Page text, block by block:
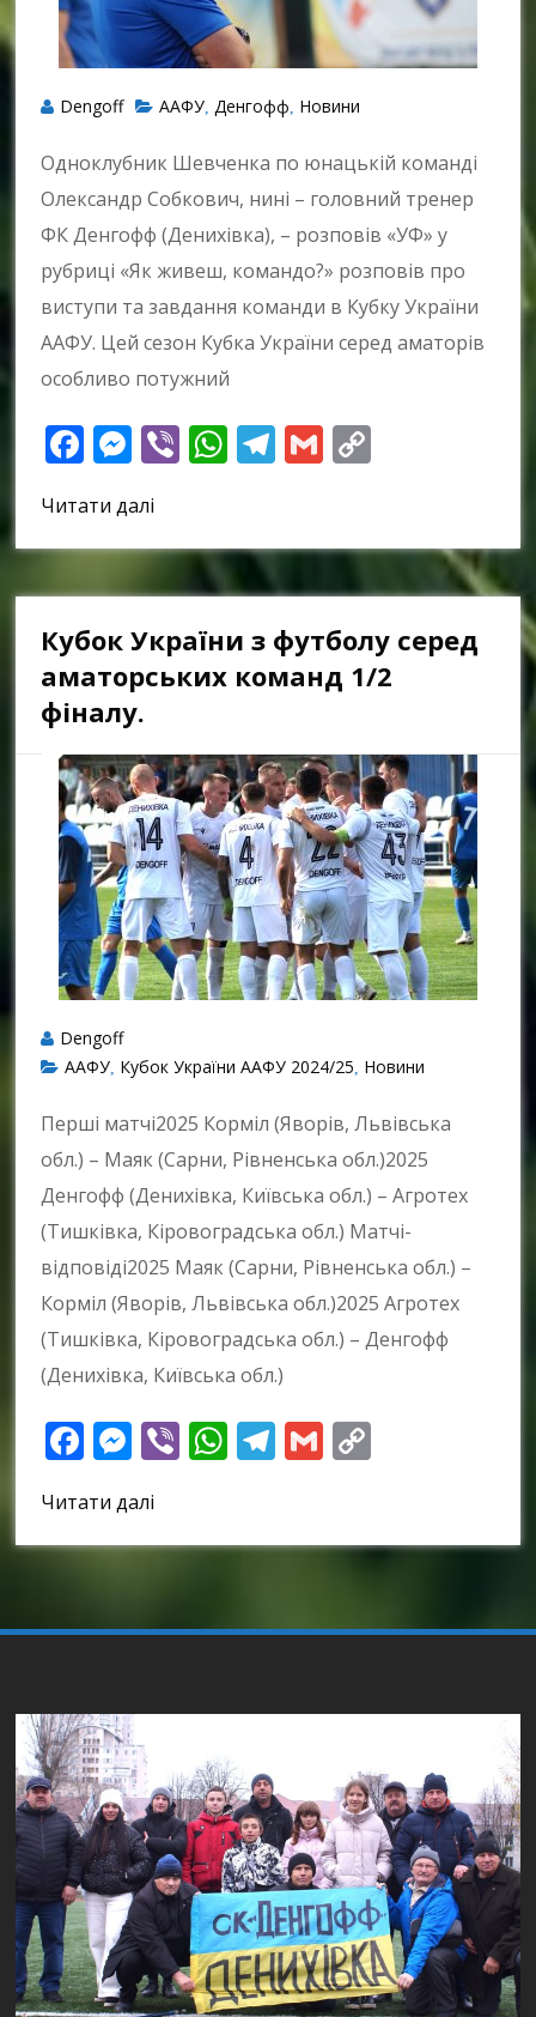
Dengoff ААФУ Денгофф Новини
Одноклубник Шевченка по юнацькій команді
Олександр Собкович, нині – головний тренер
ФК Денгофф (Денихівка), – розповів «УФ» у
рубриці «Як живеш, командо?» розповів про
виступи та завдання команди в Кубку України
ААФУ. Цей сезон Кубка України серед аматорів
особливо потужний
Facebook
Messenger
ViberWhatsApp
Telegram
Gmail
Читати далі
Кубок України з футболу серед
аматорських команд 1/2
фіналу.
Dengoff
ААФУ Кубок України ААФУ 2024/25 Новини
Перші матчі2025 Корміл (Яворів, Львівська
обл.) – Маяк (Сарни, Рівненська обл.)2025
Денгофф (Денихівка, Київська обл.) – Агротех
(Тишківка, Кіровоградська обл.) Матчі-
відповіді2025 Маяк (Сарни, Рівненська обл.) –
Корміл (Яворів, Львівська обл.)2025 Агротех
(Тишківка, Кіровоградська обл.) – Денгофф
(Денихівка, Київська обл.)
Facebook
Messenger
ViberWhatsApp
Telegram
Gmail
Читати далі